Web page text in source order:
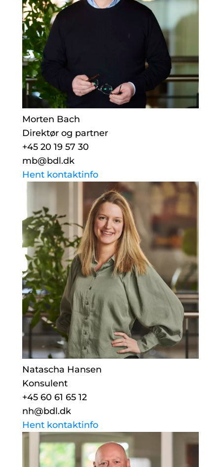
Morten Bach
Direktør og partner
+45 20 19 57 30
mb@bdl.dk
Hent kontaktinfo
Natascha Hansen
Konsulent
+45 60 61 65 12
nh@bdl.dk
Hent kontaktinfo